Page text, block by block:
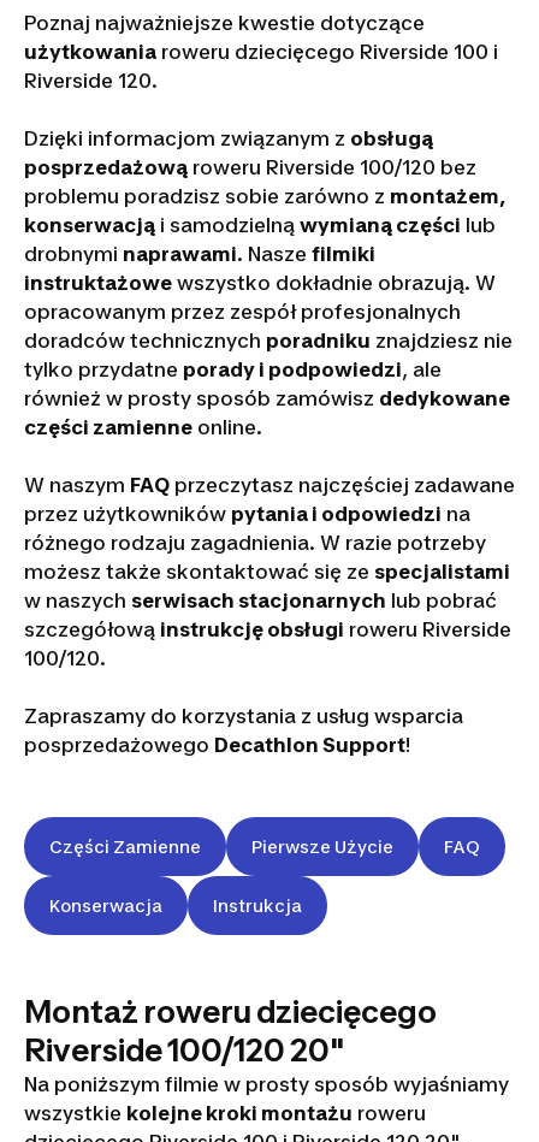
Poznaj najważniejsze kwestie dotyczące
użytkowania roweru dziecięcego Riverside 100 i
Riverside 120.
Dzięki informacjom związanym z obsługą
posprzedażową roweru Riverside 100/120 bez
problemu poradzisz sobie zarówno z montażem,
konserwacją i samodzielną wymianą części lub
drobnymi naprawami. Nasze filmiki
instruktażowe wszystko dokładnie obrazują. W
opracowanym przez zespół profesjonalnych
doradców technicznych poradniku znajdziesz nie
tylko przydatne porady i podpowiedzi, ale
również w prosty sposób zamówisz dedykowane
części zamienne online.
W naszym FAQ przeczytasz najczęściej zadawane
przez użytkowników pytania i odpowiedzi na
różnego rodzaju zagadnienia. W razie potrzeby
możesz także skontaktować się ze specjalistami
w naszych serwisach stacjonarnych lub pobrać
szczegółową instrukcję obsługi roweru Riverside
100/120.
Zapraszamy do korzystania z usług wsparcia
posprzedażowego Decathlon Support!
Części Zamienne Pierwsze Użycie FAQ
Konserwacja Instrukcja
Montaż roweru dziecięcego
Riverside 100/120 20"
Na poniższym filmie w prosty sposób wyjaśniamy
wszystkie kolejne kroki montażu roweru